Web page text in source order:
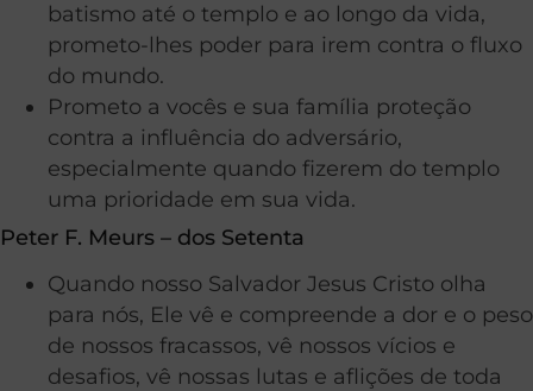
batismo até o templo e ao longo da vida,
prometo-lhes poder para irem contra o fluxo
do mundo.
Prometo a vocês e sua família proteção
contra a influência do adversário,
especialmente quando fizerem do templo
uma prioridade em sua vida.
Peter F. Meurs – dos Setenta
Quando nosso Salvador Jesus Cristo olha
para nós, Ele vê e compreende a dor e o peso
de nossos fracassos, vê nossos vícios e
desafios, vê nossas lutas e aflições de toda